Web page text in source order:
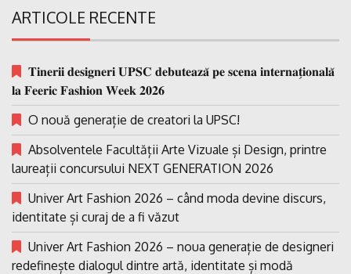
ARTICOLE RECENTE
𝐓𝐢𝐧𝐞𝐫𝐢𝐢 𝐝𝐞𝐬𝐢𝐠𝐧𝐞𝐫𝐢 𝐔𝐏𝐒𝐂 𝐝𝐞𝐛𝐮𝐭𝐞𝐚𝐳𝐚̆ 𝐩𝐞 𝐬𝐜𝐞𝐧𝐚 𝐢𝐧𝐭𝐞𝐫𝐧𝐚𝐭̗𝐢𝐨𝐧𝐚𝐥𝐚̆
𝐥𝐚 𝐅𝐞𝐞𝐫𝐢𝐜 𝐅𝐚𝐬𝐡𝐢𝐨𝐧 𝐖𝐞𝐞𝐤 𝟐𝟎𝟐𝟔
O nouă generație de creatori la UPSC!
Absolventele Facultății Arte Vizuale și Design, printre
laureații concursului NEXT GENERATION 2026
Univer Art Fashion 2026 – când moda devine discurs,
identitate și curaj de a fi văzut
Univer Art Fashion 2026 – noua generație de designeri
redefinește dialogul dintre artă, identitate și modă